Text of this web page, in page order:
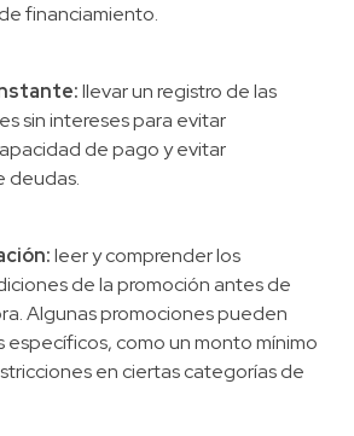
financiamiento.
llevar un registro de las
sin intereses para evitar
de pago y evitar
deudas.
leer y comprender los
de la promoción antes de
Algunas promociones pueden
específicos, como un monto mínimo
en ciertas categorías de